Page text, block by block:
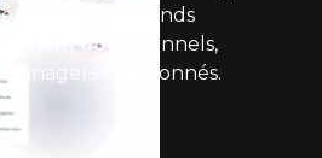
grands
opérationnels,
chevronnés.